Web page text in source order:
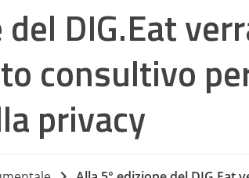
DIG.Eat
consultivo
privacy